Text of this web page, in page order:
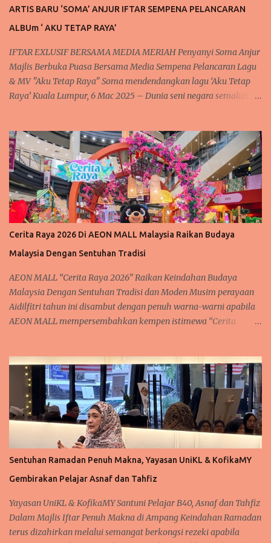
ARTIS BARU ‘SOMA’ ANJUR IFTAR SEMPENA PELANCARAN
ALBUm ‘ AKU TETAP RAYA’
IFTAR EXLUSIF BERSAMA MEDIA MERIAH Penyanyi Soma Anjur
Majlis Berbuka Puasa Bersama Media Sempena Pelancaran Lagu
& MV "Aku Tetap Raya" Soma mendendangkan lagu ‘Aku Tetap
Raya’ Kuala Lumpur, 6 Mac 2025 – Dunia seni negara semakin
setiap kali menjelang syawal. Tidak terlepas juga kepada
penyanyi baharu tanahair, Soma atau nama aslinya Rosmah S.
Sengari @ Basar, yang berpengalaman dalam dunia seni. Sering
mendendangkan lagu dengan suaranya yang lunak merdu. Soma
telah mengadakan majlis berbuka puasa "Iftar Media Gathering"
di Hotel Concorde, Kuala Lumpur, sebagai tanda penghargaan
kepada rakan-rakan media atas sokongan berterusan mereka
terhadap perjalanan seninya. Acara istimewa ini bukan sahaja
menjadi medan untuk mengeratkan hubungan silaturahim, tetapi
"Aku Tetap Raya," sert...
Cerita Raya 2026 Di AEON MALL Malaysia Raikan Budaya
Malaysia Dengan Sentuhan Tradisi
AEON MALL “Cerita Raya 2026” Raikan Keindahan Budaya
Malaysia Dengan Sentuhan Tradisi dan Moden Musim perayaan
Aidilfitri tahun ini disambut dengan penuh warna-warni apabila
AEON MALL mempersembahkan kempen istimewa “Cerita
dijayakan dengan kerjasama Tourism Malaysia bagi
mengetengahkan keunikan identiti tempatan kepada para
pengunjung di seluruh negara. Sepanjang tempoh kempen, pusat
beli-belah AEON MALL di seluruh Malaysia dihiasi dengan
dekorasi perayaan yang memukau, menggabungkan elemen seni
tradisional, inspirasi bunga-bungaan tropika serta estetika
Aidilfitri yang unik. Gabungan ini mewujudkan suasana yang
bukan sahaja meriah tetapi juga memberikan pengalaman
perayaan yang benar-benar mencerminkan keindahan budaya
kemunculan maskot kesayangan AEON MALL, Wira dan Manja,
yang akan membuat penampilan ...
Sentuhan Ramadan Penuh Makna, Yayasan UniKL & KofikaMY
Gembirakan Pelajar Asnaf dan Tahfiz
Yayasan UniKL & KofikaMY Santuni Pelajar B40, Asnaf dan Tahfiz
Dalam Majlis Iftar Penuh Makna di Ampang Keindahan Ramadan
terus dizahirkan melalui semangat berkongsi rezeki apabila